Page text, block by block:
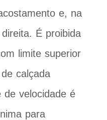
e, na
É proibida
limite superior
calçada
de velocidade é
para